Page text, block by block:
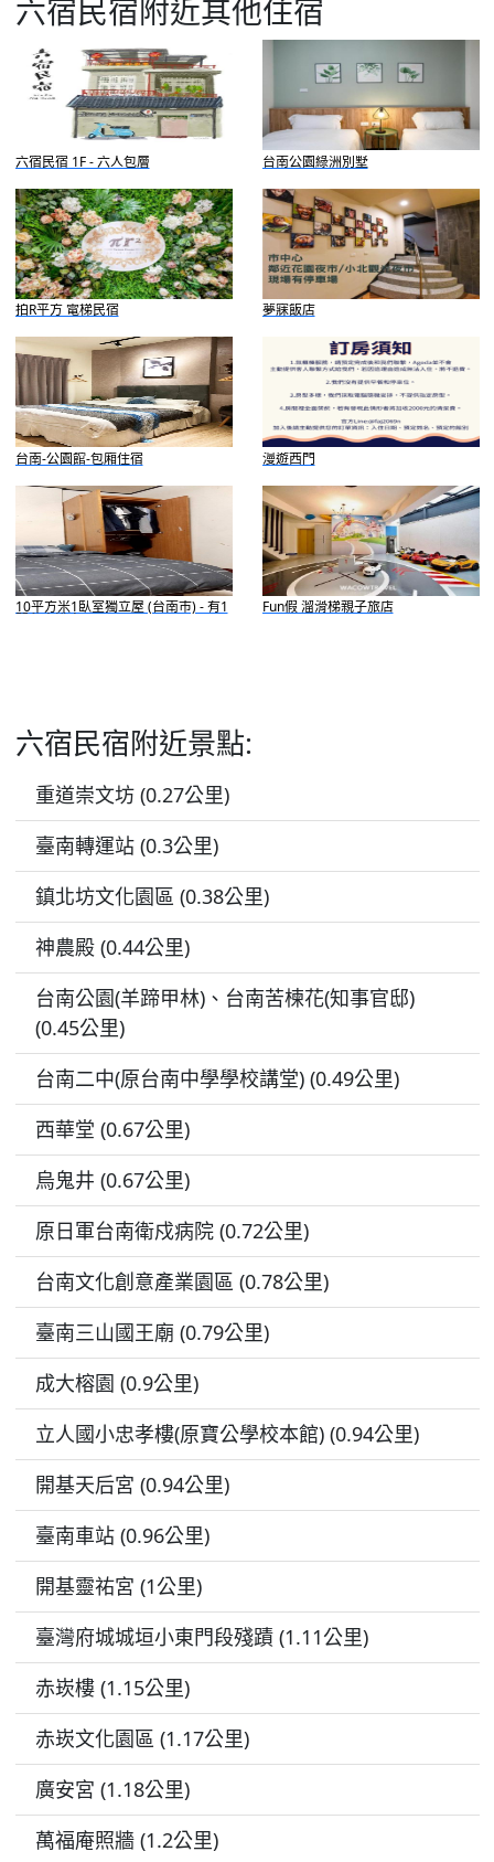
六宿民宿附近其他住宿
六宿民宿 1F - 六人包層 台南公園綠洲別墅
拍R平方 電梯民宿 夢寐飯店
台南-公園館-包廂住宿 漫遊西門
10平方米1臥室獨立屋 (台南市) - 有1
間私人浴室
Fun假 溜滑梯親子旅店
六宿民宿附近景點:
重道崇文坊 (0.27公里)
臺南轉運站 (0.3公里)
鎮北坊文化園區 (0.38公里)
神農殿 (0.44公里)
台南公園(羊蹄甲林)、台南苦楝花(知事官邸)
(0.45公里)
台南二中(原台南中學學校講堂) (0.49公里)
西華堂 (0.67公里)
烏鬼井 (0.67公里)
原日軍台南衛戍病院 (0.72公里)
台南文化創意產業園區 (0.78公里)
臺南三山國王廟 (0.79公里)
成大榕園 (0.9公里)
立人國小忠孝樓(原寶公學校本館) (0.94公里)
開基天后宮 (0.94公里)
臺南車站 (0.96公里)
開基靈祐宮 (1公里)
臺灣府城城垣小東門段殘蹟 (1.11公里)
赤崁樓 (1.15公里)
赤崁文化園區 (1.17公里)
廣安宮 (1.18公里)
萬福庵照牆 (1.2公里)